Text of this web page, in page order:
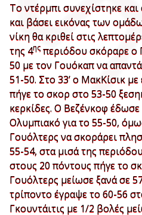
Το ντέρμπι συνεχίστηκε
και βάσει εικόνας των
νίκη θα κριθεί στις
της 4ηςπεριόδου σκόραρε ο
50 με τον Γουόκαπ να
51-50. Στο 33’ ο ΜακΚίσικ
πήγε το σκορ στο 53-50
κερκίδες. Ο Βεζένκοφ
Ολυμπιακό για το 55-50,
Γουόλτερς να σκοράρει
55-54, στα μισά της
στους 20 πόντους πήγε το
Γουόλτερς μείωσε ξανά σε
τρίποντο έγραψε το 60-56
Γκουντάιτις με 1/2 βολές